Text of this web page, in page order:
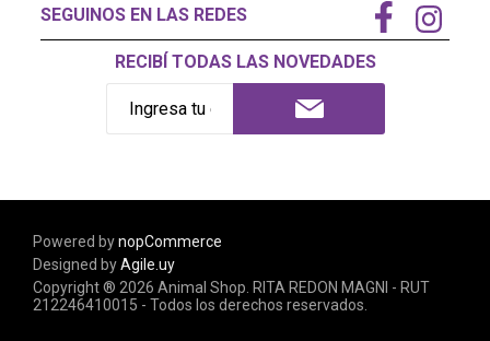
SEGUINOS EN LAS REDES
RECIBÍ TODAS LAS NOVEDADES
Powered bynopCommerce
Designed byAgile.uy
Copyright ® 2026 Animal Shop. RITA REDON MAGNI - RUT
212246410015 - Todos los derechos reservados.